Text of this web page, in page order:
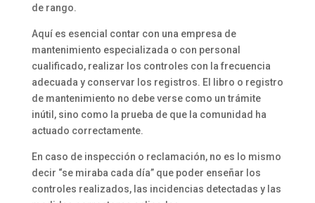
de rango.
Aquí es esencial contar con una empresa de
mantenimiento especializada o con personal
cualificado, realizar los controles con la frecuencia
adecuada y conservar los registros. El libro o registro
de mantenimiento no debe verse como un trámite
inútil, sino como la prueba de que la comunidad ha
actuado correctamente.
En caso de inspección o reclamación, no es lo mismo
decir “se miraba cada día” que poder enseñar los
controles realizados, las incidencias detectadas y las